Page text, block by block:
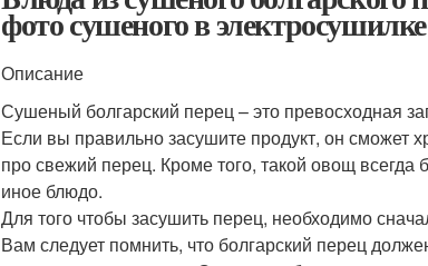
фото сушеного в
Описание
Сушеный болгарский перец – это превосходная
Если вы правильно засушите продукт, он сможет
про свежий перец. Кроме того, такой овощ всегда
иное блюдо.
Для того чтобы засушить перец, необходимо
Вам следует помнить, что болгарский перец